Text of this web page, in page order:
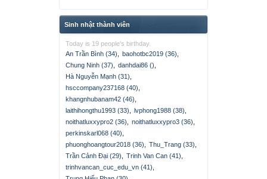
Sinh nhật thành viên
Today is 19 people's birthday.
An Trần Bình (34)
baohotbc2019 (36)
Chung Ninh (37)
danhdai86 ()
Hà Nguyễn Mạnh (31)
hsccompany237168 (40)
khangnhubanam42 (46)
laithihongthu1993 (33)
lvphong1988 (38)
noithatluxxypro2 (36)
noithatluxxypro3 (36)
perkinskarl068 (40)
phuonghoangtour2018 (36)
Thu_Trang (33)
Trần Cảnh Đại (29)
Trinh Van Can (41)
trinhvancan_cuc_edu_vn (41)